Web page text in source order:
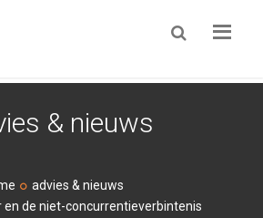
ZOEKEN
& nieuws
advies & nieuws
en de niet-concurrentieverbintenis